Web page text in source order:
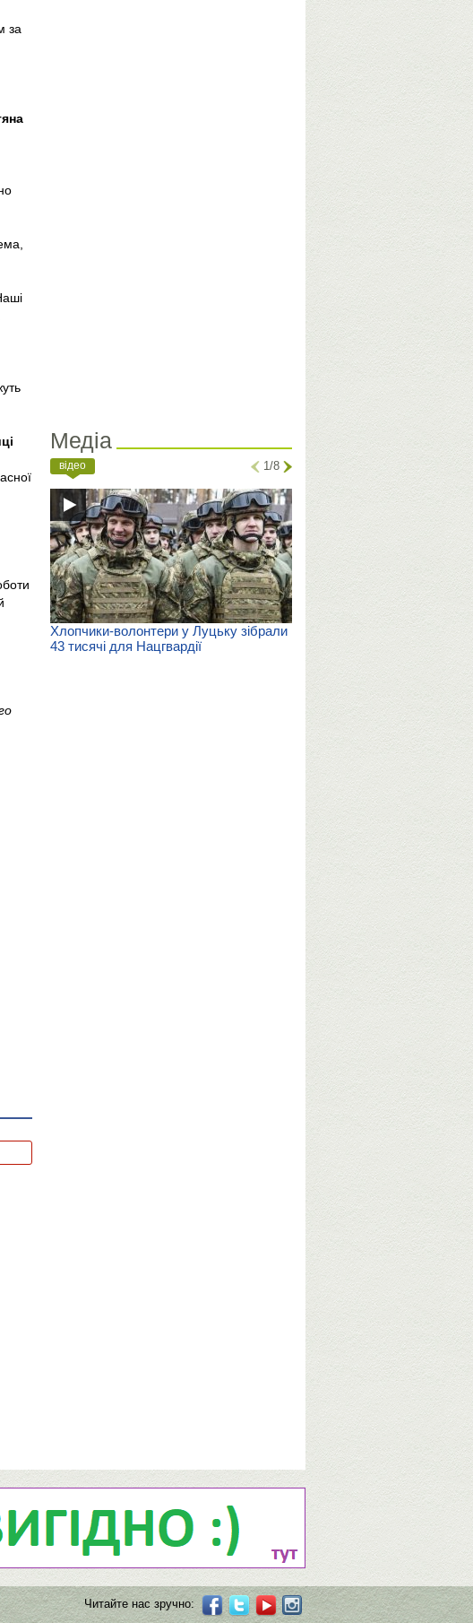
за
Медіа
відео 1/8
Хлопчики-волонтери у Луцьку зібрали
43 тисячі для Нацгвардії
Читайте нас зручно: